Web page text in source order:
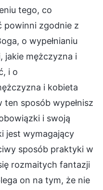
tego, co
powinni zgodnie z
o wypełnianiu
jakie mężczyzna i
i o
i kobieta
ten sposób wypełnisz
i swoją
jest wymagający
sposób praktyki w
rozmaitych fantazji
on na tym, że nie